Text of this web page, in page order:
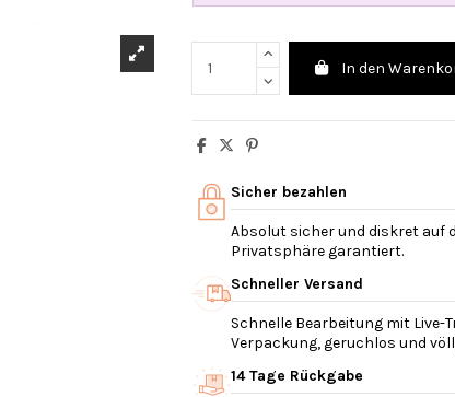
In den
Sicher bezahlen
Absolut sicher und diskret auf
Privatsphäre garantiert.
Schneller Versand
Schnelle Bearbeitung mit Live-
Verpackung, geruchlos und
14 Tage Rückgabe